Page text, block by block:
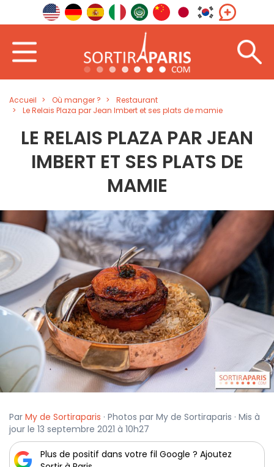
Accueil Où manger ?
Restaurant
Le Relais Plaza par Jean Imbert et ses plats de mamie
LE RELAIS PLAZA PAR JEAN
IMBERT ET SES PLATS DE
MAMIE
Par My de Sortiraparis · Photos par My de Sortiraparis · Mis à
jour le 13 septembre 2021 à 10h27
Plus de positif dans votre fil Google ? Ajoutez